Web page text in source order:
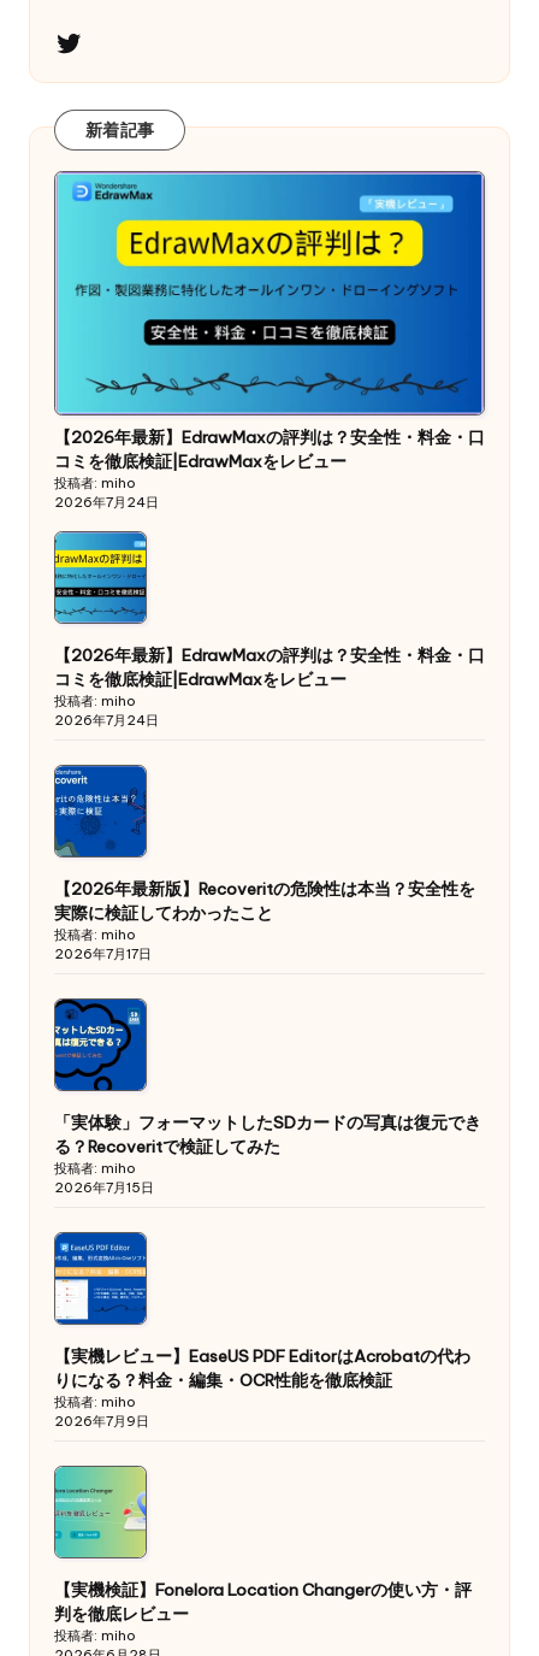
Twitter
新着記事
【2026年最新】EdrawMaxの評判は？安全性・料金・口
コミを徹底検証|EdrawMaxをレビュー
投稿者: miho
2026年7月24日
【2026年最新】EdrawMaxの評判は？安全性・料金・口
コミを徹底検証|EdrawMaxをレビュー
投稿者: miho
2026年7月24日
【2026年最新版】Recoveritの危険性は本当？安全性を
実際に検証してわかったこと
投稿者: miho
2026年7月17日
「実体験」フォーマットしたSDカードの写真は復元でき
る？Recoveritで検証してみた
投稿者: miho
2026年7月15日
【実機レビュー】EaseUS PDF EditorはAcrobatの代わ
りになる？料金・編集・OCR性能を徹底検証
投稿者: miho
2026年7月9日
【実機検証】Fonelora Location Changerの使い方・評
判を徹底レビュー
投稿者: miho